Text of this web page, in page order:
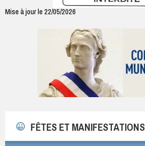
Mise à jour le 22/05/2026
FÊTES ET MANIFESTATIONS